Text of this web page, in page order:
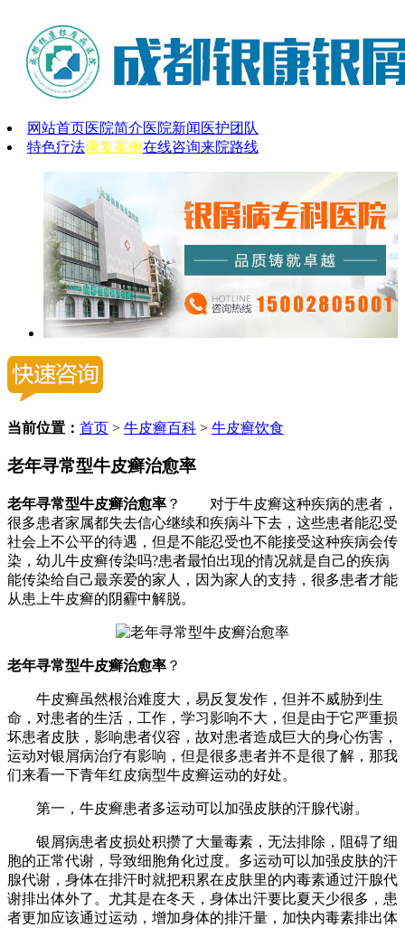
网站首页医院简介医院新闻 医护团队
特色疗法康复案例在线咨询来院路线
当前位置： 首页 > 牛皮癣百科 > 牛皮癣饮食
老年寻常型牛皮癣治愈率
老年寻常型牛皮癣治愈率 ？ 对于牛皮癣这种疾病的患者，
很多患者家属都失去信心继续和疾病斗下去，这些患者能忍受
社会上不公平的待遇，但是不能忍受也不能接受这种疾病会传
染，幼儿牛皮癣传染吗?患者最怕出现的情况就是自己的疾病
能传染给自己最亲爱的家人，因为家人的支持，很多患者才能
从患上牛皮癣的阴霾中解脱。
老年寻常型牛皮癣治愈率 ？
牛皮癣虽然根治难度大，易反复发作，但并不威胁到生
命，对患者的生活，工作，学习影响不大，但是由于它严重损
坏患者皮肤，影响患者仪容，故对患者造成巨大的身心伤害，
运动对银屑病治疗有影响，但是很多患者并不是很了解，那我
们来看一下青年红皮病型牛皮癣运动的好处。
第一，牛皮癣患者多运动可以加强皮肤的汗腺代谢。
银屑病患者皮损处积攒了大量毒素，无法排除，阻碍了细
胞的正常代谢，导致细胞角化过度。多运动可以加强皮肤的汗
腺代谢，身体在排汗时就把积累在皮肤里的内毒素通过汗腺代
谢排出体外了。尤其是在冬天，身体出汗要比夏天少很多，患
者更加应该通过运动，增加身体的排汗量，加快内毒素排出体